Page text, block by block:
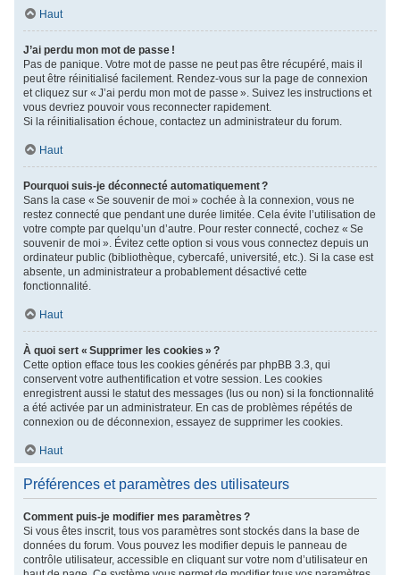
Haut
J’ai perdu mon mot de passe !
Pas de panique. Votre mot de passe ne peut pas être récupéré, mais il
peut être réinitialisé facilement. Rendez-vous sur la page de connexion
et cliquez sur « J’ai perdu mon mot de passe ». Suivez les instructions et
vous devriez pouvoir vous reconnecter rapidement.
Si la réinitialisation échoue, contactez un administrateur du forum.
Haut
Pourquoi suis-je déconnecté automatiquement ?
Sans la case « Se souvenir de moi » cochée à la connexion, vous ne
restez connecté que pendant une durée limitée. Cela évite l’utilisation de
votre compte par quelqu’un d’autre. Pour rester connecté, cochez « Se
souvenir de moi ». Évitez cette option si vous vous connectez depuis un
ordinateur public (bibliothèque, cybercafé, université, etc.). Si la case est
absente, un administrateur a probablement désactivé cette
fonctionnalité.
Haut
À quoi sert « Supprimer les cookies » ?
Cette option efface tous les cookies générés par phpBB 3.3, qui
conservent votre authentification et votre session. Les cookies
enregistrent aussi le statut des messages (lus ou non) si la fonctionnalité
a été activée par un administrateur. En cas de problèmes répétés de
connexion ou de déconnexion, essayez de supprimer les cookies.
Haut
Préférences et paramètres des utilisateurs
Comment puis-je modifier mes paramètres ?
Si vous êtes inscrit, tous vos paramètres sont stockés dans la base de
données du forum. Vous pouvez les modifier depuis le panneau de
contrôle utilisateur, accessible en cliquant sur votre nom d’utilisateur en